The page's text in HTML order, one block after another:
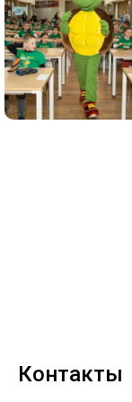
Контакты